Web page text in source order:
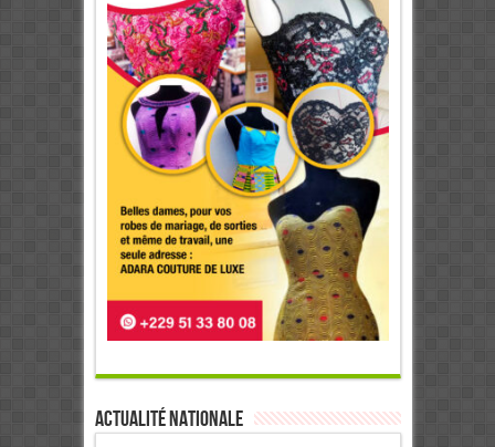
Actualité Nationale